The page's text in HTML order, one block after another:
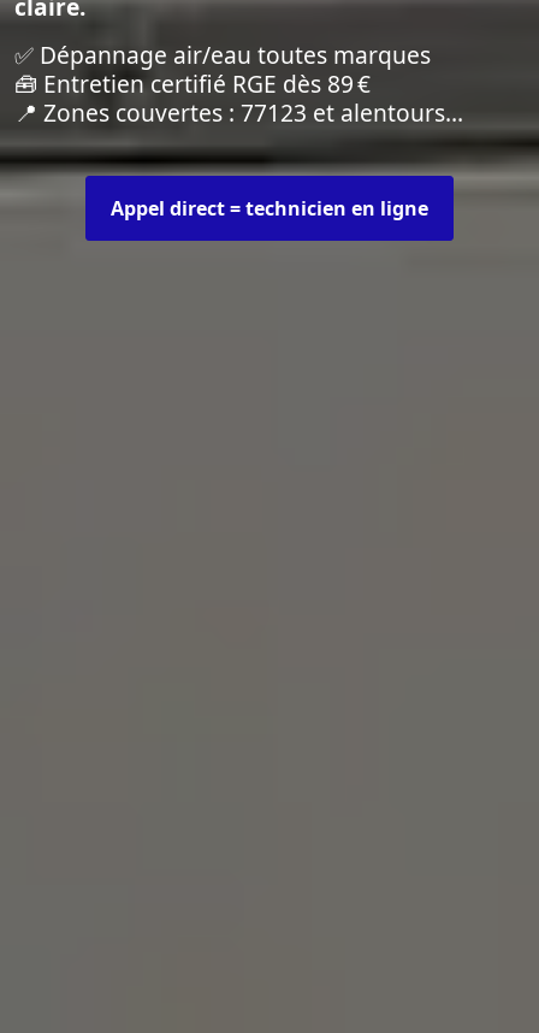
claire.
✅ Dépannage air/eau toutes marques
🧰 Entretien certifié RGE dès 89 €
📍 Zones couvertes : 77123 et alentours…
Appel direct = technicien en ligne